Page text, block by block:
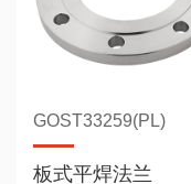
GOST33259(PL)
板式平焊法兰